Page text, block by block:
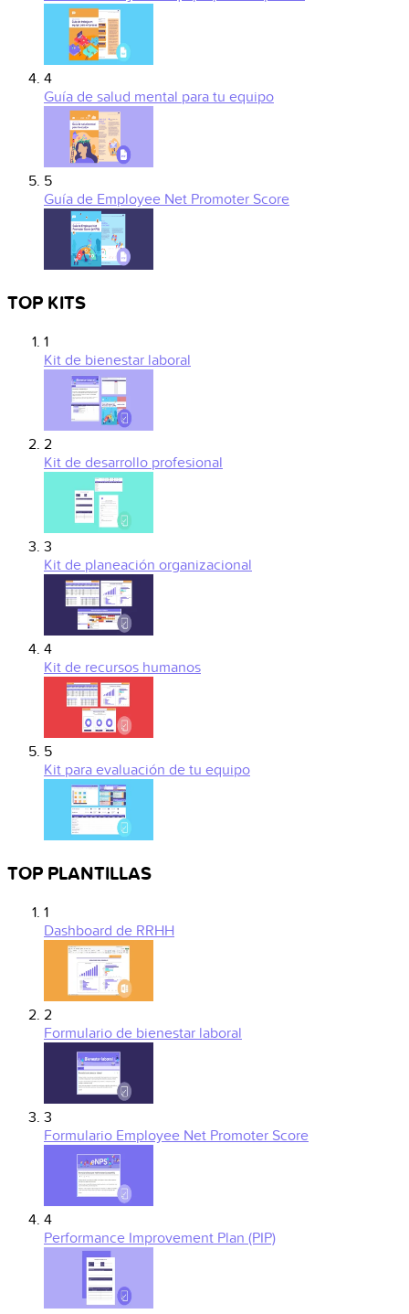
4
Guía de salud mental para tu equipo
5
Guía de Employee Net Promoter Score
TOP KITS
1
Kit de bienestar laboral
2
Kit de desarrollo profesional
3
Kit de planeación organizacional
4
Kit de recursos humanos
5
Kit para evaluación de tu equipo
TOP PLANTILLAS
1
Dashboard de RRHH
2
Formulario de bienestar laboral
3
Formulario Employee Net Promoter Score
4
Performance Improvement Plan (PIP)